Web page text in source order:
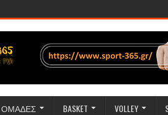
ΟΜΑΔΕΣ BASKET VOLLEY